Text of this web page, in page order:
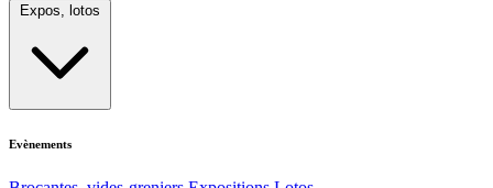
Expos, lotos
Evènements